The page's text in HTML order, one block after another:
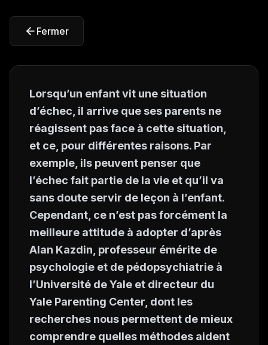
Fermer
Lorsqu’un enfant vit une situation
d’échec, il arrive que ses parents ne
réagissent pas face à cette situation,
et ce, pour différentes raisons. Par
exemple, ils peuvent penser que
l’échec fait partie de la vie et qu’il va
sans doute servir de leçon à l’enfant.
Cependant, ce n’est pas forcément la
meilleure attitude à adopter d’après
Alan Kazdin, professeur émérite de
psychologie et de pédopsychiatrie à
l’Université de Yale et directeur du
Yale Parenting Center, dont les
recherches nous permettent de mieux
comprendre quelles méthodes aident